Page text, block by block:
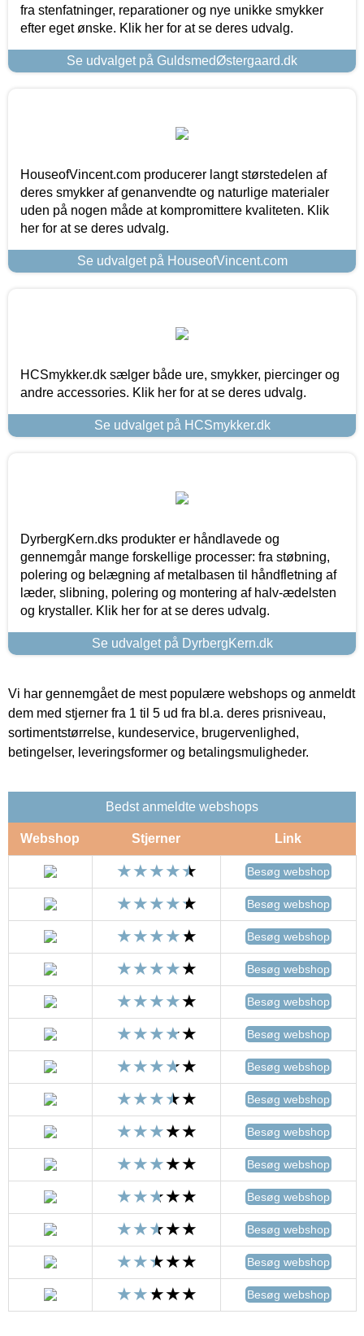
fra stenfatninger, reparationer og nye unikke smykker
efter eget ønske. Klik her for at se deres udvalg.
Se udvalget på GuldsmedØstergaard.dk
HouseofVincent.com producerer langt størstedelen af
deres smykker af genanvendte og naturlige materialer
uden på nogen måde at kompromittere kvaliteten. Klik
her for at se deres udvalg.
Se udvalget på HouseofVincent.com
HCSmykker.dk sælger både ure, smykker, piercinger og
andre accessories. Klik her for at se deres udvalg.
Se udvalget på HCSmykker.dk
DyrbergKern.dks produkter er håndlavede og
gennemgår mange forskellige processer: fra støbning,
polering og belægning af metalbasen til håndfletning af
læder, slibning, polering og montering af halv-ædelsten
og krystaller. Klik her for at se deres udvalg.
Se udvalget på DyrbergKern.dk
Vi har gennemgået de mest populære webshops og anmeldt
dem med stjerner fra 1 til 5 ud fra bl.a. deres prisniveau,
sortimentstørrelse, kundeservice, brugervenlighed,
betingelser, leveringsformer og betalingsmuligheder.
Bedst anmeldte webshops
Webshop Stjerner Link
Besøg webshop
Besøg webshop
Besøg webshop
Besøg webshop
Besøg webshop
Besøg webshop
Besøg webshop
Besøg webshop
Besøg webshop
Besøg webshop
Besøg webshop
Besøg webshop
Besøg webshop
Besøg webshop